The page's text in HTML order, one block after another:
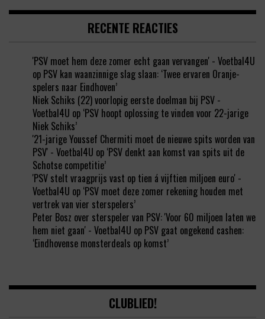
RECENTE REACTIES
'PSV moet hem deze zomer echt gaan vervangen' - Voetbal4U
op PSV kan waanzinnige slag slaan: ‘Twee ervaren Oranje-
spelers naar Eindhoven’
Niek Schiks (22) voorlopig eerste doelman bij PSV -
Voetbal4U op ‘PSV hoopt oplossing te vinden voor 22-jarige
Niek Schiks’
'21-jarige Youssef Chermiti moet de nieuwe spits worden van
PSV' - Voetbal4U op ‘PSV denkt aan komst van spits uit de
Schotse competitie’
'PSV stelt vraagprijs vast op tien á vijftien miljoen euro' -
Voetbal4U op ‘PSV moet deze zomer rekening houden met
vertrek van vier sterspelers’
Peter Bosz over sterspeler van PSV: 'Voor 60 miljoen laten we
hem niet gaan' - Voetbal4U op PSV gaat ongekend cashen:
‘Eindhovense monsterdeals op komst’
CLUBLIED!